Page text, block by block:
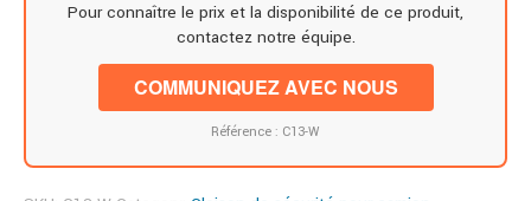
Pour connaître le prix et la disponibilité de ce produit,
contactez notre équipe.
COMMUNIQUEZ AVEC NOUS
Référence : C13-W